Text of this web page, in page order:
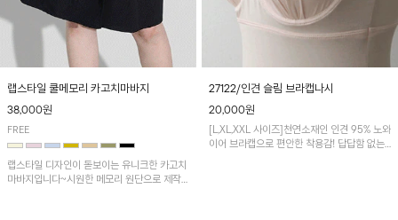
랩스타일 쿨메모리 카고치마바지
38,000원
FREE
랩스타일 디자인이 돋보이는 유니크한 카고치
마바지입니다~시원한 메모리 원단으로 제작
27122/인견 슬림 브라캡나시
20,000원
[L,XL,XXL 사이즈]천연소재인 인견 95% 노와
이어 브라캡으로 편안한 착용감! 답답함 없는